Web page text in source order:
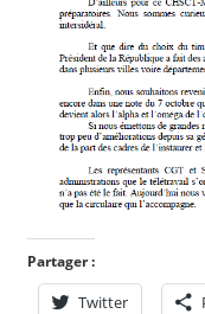
Partager :
Twitter